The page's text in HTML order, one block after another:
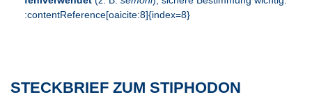
:contentReference[oaicite:8]{index=8}
STECKBRIEF ZUM STIPHODON